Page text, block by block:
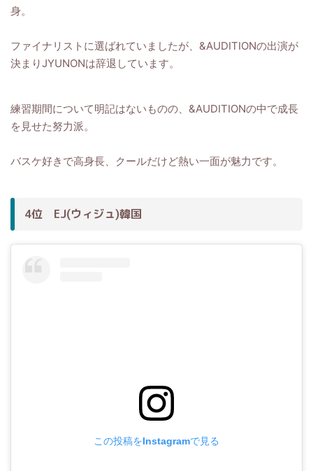
身。
ファイナリストに選ばれていましたが、&AUDITIONの出演が
決まりJYUNONは辞退しています。
練習期間について明記はないものの、&AUDITIONの中で成長
を見せた努力派。
バスケ好きで高身長、クールだけど熱い一面が魅力です。
4位 EJ(ウィジュ)韓国
この投稿をInstagramで見る